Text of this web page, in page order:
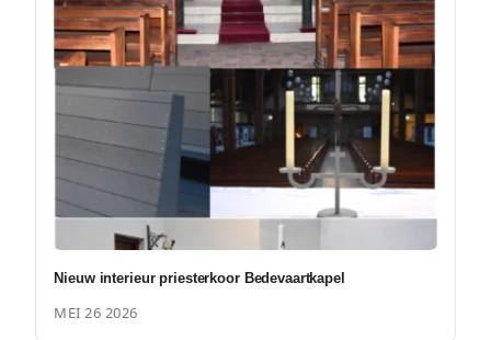
Nieuw interieur priesterkoor Bedevaartkapel
MEI 26 2026